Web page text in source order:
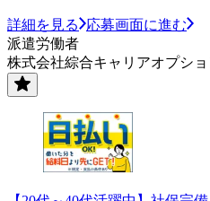
詳細を見る
応募画面に進む
派遣労働者
株式会社綜合キャリアオプシ